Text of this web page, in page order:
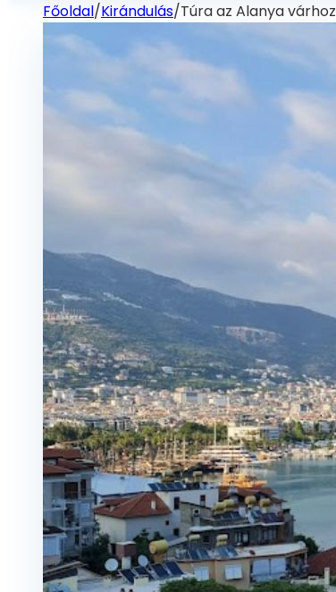
Főoldal/Kirándulás/Túra az Alanya várhoz